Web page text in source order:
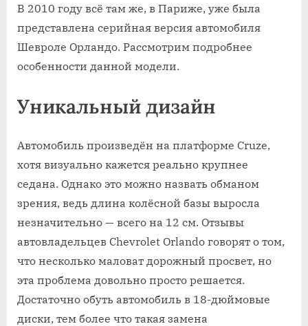
В 2010 году всё там же, в Париже, уже была
представлена серийная версия автомобиля
Шевроле Орландо. Рассмотрим подробнее
особенности данной модели.
Уникальный дизайн
Автомобиль произведён на платформе Cruze,
хотя визуально кажется реально крупнее
седана. Однако это можно назвать обманом
зрения, ведь длина колёсной базы выросла
незначительно — всего на 12 см. Отзывы
автовладельцев Chevrolet Orlando говорят о том,
что несколько маловат дорожный просвет, но
эта проблема довольно просто решается.
Достаточно обуть автомобиль в 18-дюймовые
диски, тем более что такая замена